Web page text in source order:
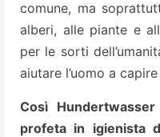
comune, ma
alberi, alle piante e
per le sorti
aiutare l’uomo a
Così
profeta in igienista